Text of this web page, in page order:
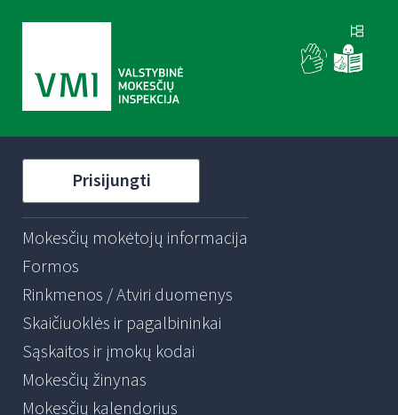
Prisijungti
Mokesčių mokėtojų informacija
Formos
Rinkmenos / Atviri duomenys
Skaičiuoklės ir pagalbininkai
Sąskaitos ir įmokų kodai
Mokesčių žinynas
Mokesčių kalendorius